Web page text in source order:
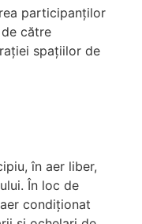
participanților
către
spațiilor de
în aer liber,
În loc de
condiționat